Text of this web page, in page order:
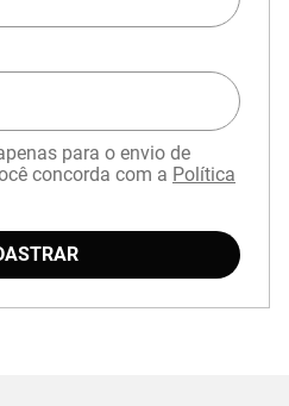
NO APP
e garanta
para o envio de
concorda com a Política